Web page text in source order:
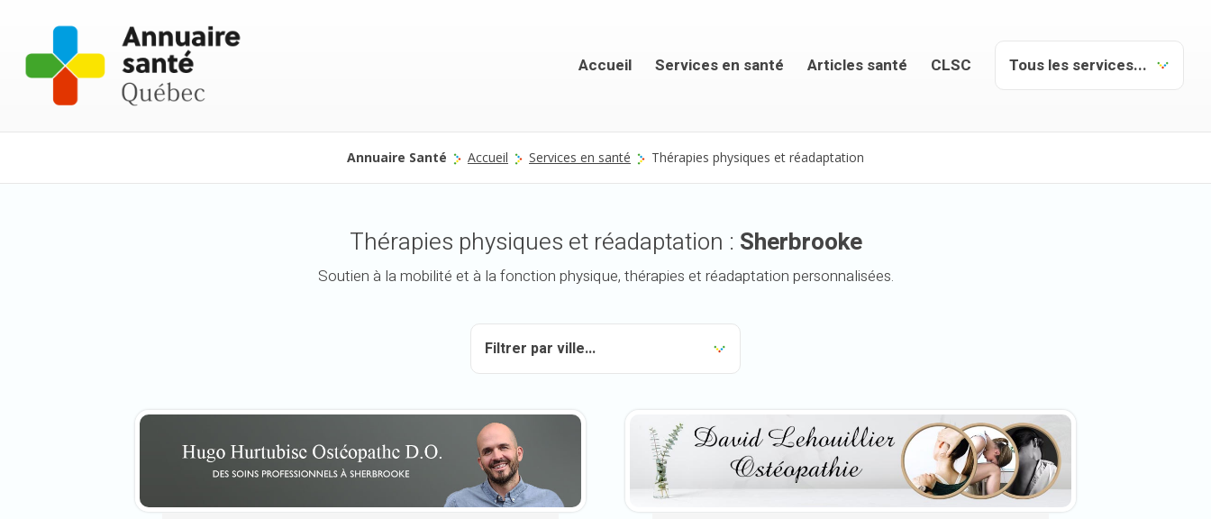
Accueil Services en santé Articles santé CLSC
Annuaire Santé Accueil Services en santé Thérapies physiques et réadaptation
Thérapies physiques et réadaptation : Sherbrooke
Soutien à la mobilité et à la fonction physique, thérapies et réadaptation personnalisées.